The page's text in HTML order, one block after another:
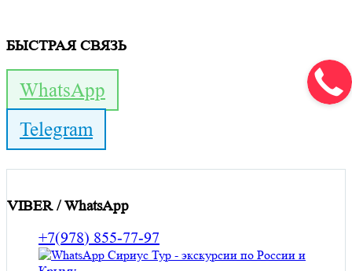
БЫСТРАЯ СВЯЗЬ
WhatsApp
Telegram
VIBER / WhatsApp
+7(978) 855-77-97